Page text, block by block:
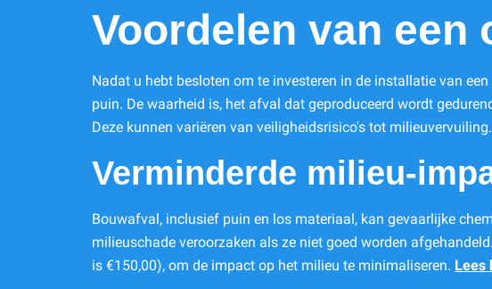
Voordelen van
Nadat u hebt besloten om te investeren in de installatie van
puin. De waarheid is, het afval dat geproduceerd wordt
Deze kunnen variëren van veiligheidsrisico's tot milieuvervuiling.
Verminderde milieu-
Bouwafval, inclusief puin en los materiaal, kan gevaarlijke
milieuschade veroorzaken als ze niet goed worden
is €150,00), om de impact op het milieu te minimaliseren. Lees